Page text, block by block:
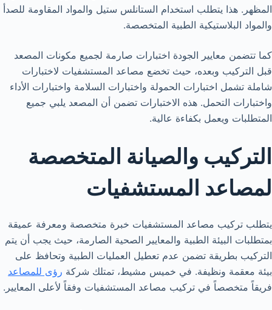
المظهر. هذا يتطلب استخدام الستانلس ستيل والمواد المقاومة للصدأ
والمواد البلاستيكية الطبية المتخصصة.
كما تتضمن معايير الجودة اختبارات صارمة لجميع مكونات المصعد
قبل التركيب وبعده، حيث تخضع مصاعد المستشفيات لاختبارات
شاملة تشمل اختبارات الحمولة واختبارات السلامة واختبارات الأداء
واختبارات التحمل. هذه الاختبارات تضمن أن المصعد يلبي جميع
المتطلبات ويعمل بكفاءة عالية.
التركيب والصيانة المتخصصة
لمصاعد المستشفيات
يتطلب تركيب مصاعد المستشفيات خبرة متخصصة ومعرفة عميقة
بمتطلبات البيئة الطبية والمعايير الصحية الصارمة، حيث يجب أن يتم
التركيب بطريقة تضمن عدم تعطيل العمليات الطبية وتحافظ على
بيئة معقمة ونظيفة. في خميس مشيط، تمتلك شركة رؤى للمصاعد
فريقاً متخصصاً في تركيب مصاعد المستشفيات وفقاً لأعلى المعايير.